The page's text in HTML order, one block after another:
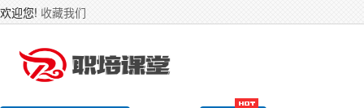
欢迎您! 收藏我们